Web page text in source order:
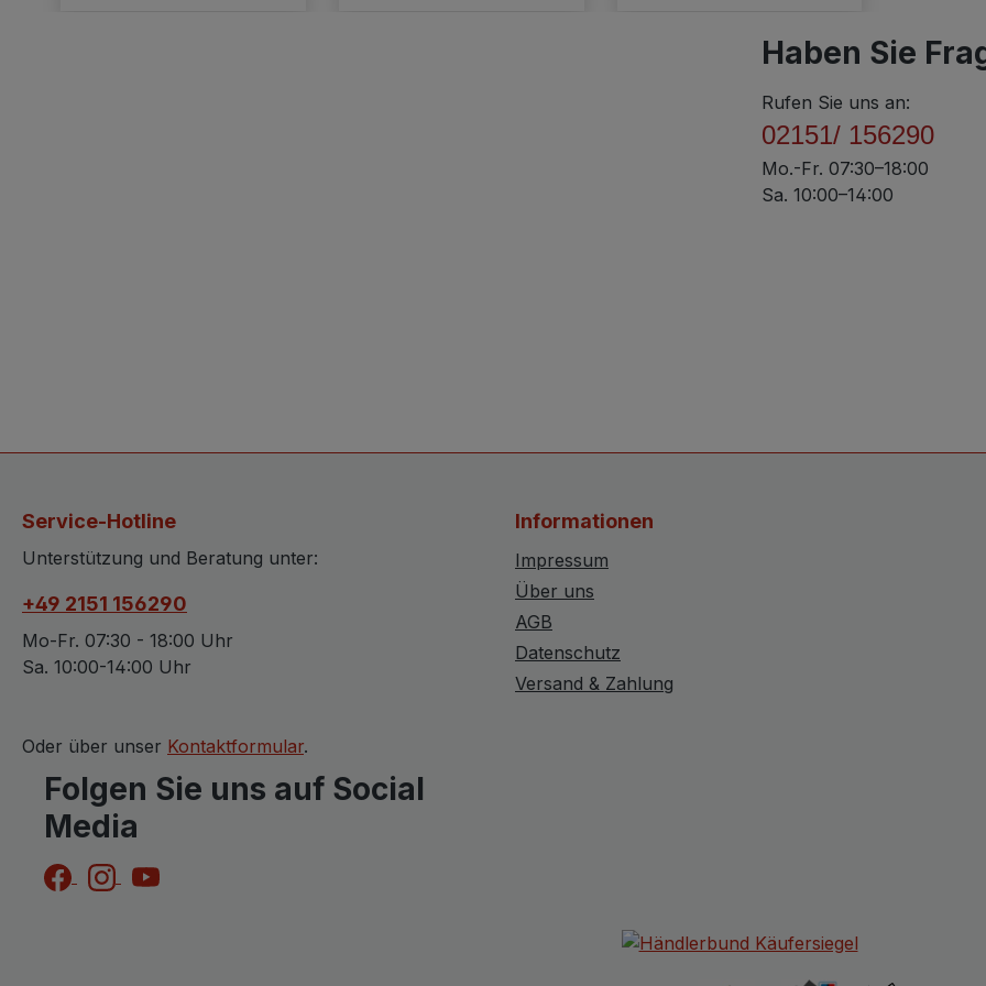
Haben Sie
Rufen Sie uns an:
02151/ 156290
Mo.-Fr. 07:30–18:00
Sa. 10:00–14:00
Service-Hotline
Unterstützung und Beratung unter:
+49 2151 156290
Mo-Fr. 07:30 - 18:00 Uhr
Sa. 10:00-14:00 Uhr
Oder über unser Kontaktformular.
Folgen Sie uns auf Social
Media
Informationen
Impressum
Über uns
AGB
Datenschutz
Versand & Zahlung